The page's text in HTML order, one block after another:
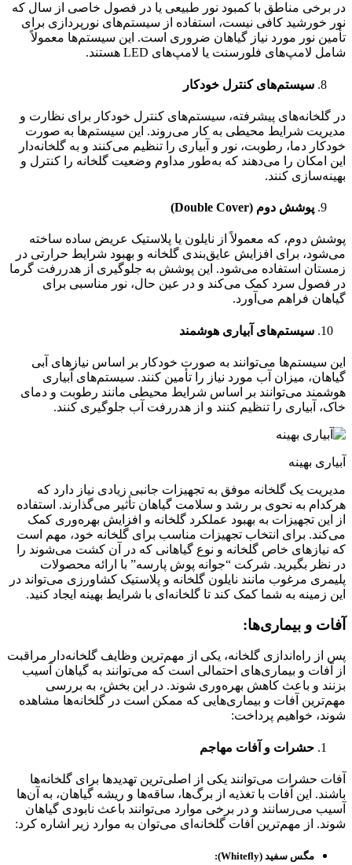
در برخی مناطق با کمبود نور طبیعی یا در فصول خاصی از سال که
نور خورشید کافی نیست، استفاده از سیستم‌های نورپردازی برای
تأمین نور مورد نیاز گیاهان ضروری است. این سیستم‌ها معمولاً
شامل لامپ‌های فلورسنت یا لامپ‌های LED هستند.
سیستم‌های کنترل خودکار
در گلخانه‌های پیشرفته، سیستم‌های کنترل خودکار برای نظارت و
مدیریت شرایط محیطی به کار می‌روند. این سیستم‌ها به صورت
خودکار دما، رطوبت، نور و آبیاری را تنظیم می‌کنند و به گلخانه‌دار
این امکان را می‌دهند که به‌طور مداوم وضعیت گلخانه را کنترل و
بهینه‌سازی کنند.
پوشش دوم (Double Cover)
پوشش دوم، که معمولاً از نایلون یا پلاستیک عریض ساده ساخته
می‌شود، برای افزایش عایق‌بندی گلخانه و بهبود شرایط حرارتی در
زمستان استفاده می‌شود. این پوشش به جلوگیری از هدررفت گرما
در فصول سرد کمک می‌کند و در عین حال، نور مناسبی برای
گیاهان فراهم می‌آورد.
سیستم‌های آبیاری هوشمند
این سیستم‌ها می‌توانند به صورت خودکار بر اساس نیازهای آبی
گیاهان، میزان آب مورد نیاز را تأمین کنند. سیستم‌های آبیاری
هوشمند می‌توانند بر اساس شرایط محیطی مانند رطوبت و دمای
خاک، آبیاری را تنظیم کنند و از هدررفت آب جلوگیری کنند.
آبیاری بهینه
مدیریت یک گلخانه موفق به تجهیزات جانبی زیادی نیاز دارد که
هرکدام به نحوی بر رشد و سلامت گیاهان تأثیر می‌گذارند. استفاده
از این تجهیزات به بهبود عملکرد گلخانه و افزایش بهره‌وری کمک
می‌کند. برای انتخاب تجهیزات مناسب برای گلخانه خود، مهم است
که نیازهای خاص گلخانه و نوع گیاهانی که در آن کشت می‌شوند را
در نظر بگیرید. شرکت “جوانه پوش پارسه” با ارائه محصولات
پلیمری مرغوب مانند نایلون گلخانه و پلاستیک کشاورزی می‌تواند در
این زمینه به شما کمک کند تا گلخانه‌ای با شرایط بهینه ایجاد کنید.
آفات و بیماری‌ها:
پس از راه‌اندازی گلخانه، یکی از مهم‌ترین وظایف گلخانه‌دار مراقبت
از آفات و بیماری‌های احتمالی است که می‌توانند به گیاهان آسیب
بزنند و باعث کاهش بهره‌وری شوند. در این بخش، به بررسی
مهم‌ترین آفات و بیماری‌هایی که ممکن است در گلخانه‌ها مشاهده
شوند، خواهیم پرداخت:
حشرات و آفات مهاجم
آفات حشرات می‌توانند یکی از اصلی‌ترین تهدیدها برای گلخانه‌ها
باشند. این آفات با تغذیه از برگ‌ها، ساقه‌ها و ریشه گیاهان، به آن‌ها
آسیب می‌رسانند و در برخی موارد می‌توانند باعث نابودی گیاهان
شوند. از مهم‌ترین آفات گلخانه‌ای می‌توان به موارد زیر اشاره کرد:
مگس سفید (Whitefly):